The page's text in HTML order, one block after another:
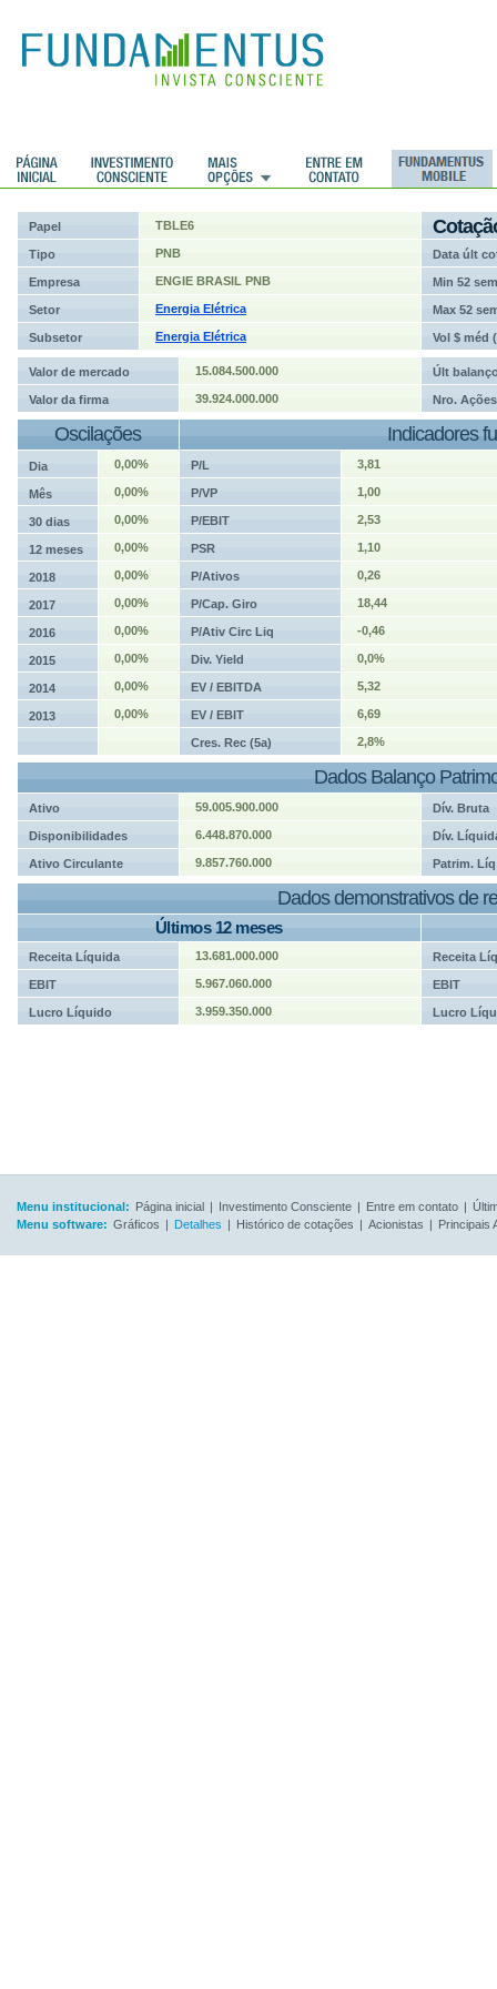
Papel TBLE6
Tipo PNB Data últ
Empresa ENGIE BRASIL PNB Min 52 sem
Setor Energia Elétrica Max 52
Subsetor Energia Elétrica Vol $ méd
Valor de mercado 15.084.500.000 Últ
Valor da firma 39.924.000.000 Nro. Ações
Oscilações Indicadores
Dia 0,00% P/L 3,81
Mês 0,00% P/VP 1,00
30 dias 0,00% P/EBIT 2,53
12 meses 0,00% PSR 1,10
2018 0,00% P/Ativos 0,26
2017 0,00% P/Cap. Giro 18,44
2016 0,00% P/Ativ Circ Liq -0,46
2015 0,00% Div. Yield 0,0%
2014 0,00% EV / EBITDA 5,32
2013 0,00% EV / EBIT 6,69
Cres. Rec (5a) 2,8%
Dados Balanço
Ativo 59.005.900.000 Dív. Bruta
Disponibilidades 6.448.870.000 Dív.
Ativo Circulante 9.857.760.000 Patrim. Líq
Dados demonstrativos de
Últimos 12 meses
Receita Líquida 13.681.000.000 Receita
EBIT 5.967.060.000 EBIT
Lucro Líquido 3.959.350.000 Lucro
Menu institucional: Página inicial | Investimento Consciente | Entre em contato |
Menu software: Gráficos | Detalhes | Histórico de cotações | Acionistas | Principais